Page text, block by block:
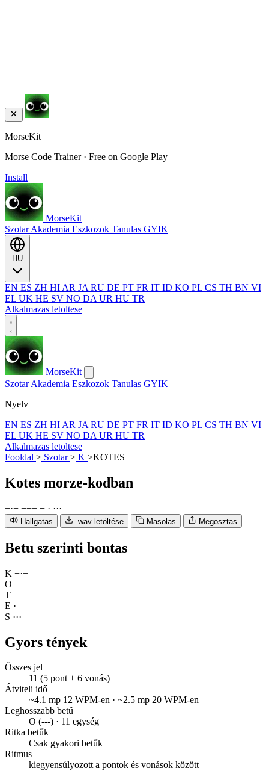
MorseKit
Morse Code Trainer · Free on Google Play
Install
MorseKit
SzotarAkademia Eszkozok Tanulas GYIK
EN ES ZH HI AR JA RU DE PT FR IT ID KO PL CS TH BN VI
EL UK HE SV NO DA UR HU TR
Alkalmazas letoltese
MorseKit
SzotarAkademia Eszkozok Tanulas GYIK
Nyelv
EN ES ZH HI AR JA RU DE PT FR IT ID KO PL CS TH BN VI
EL UK HE SV NO DA UR HU TR
Alkalmazas letoltese
Fooldal > Szotar> K >KOTES
Kotes morze-kodban
−·− −−− − · ···
Hallgatas .wav letöltése Masolas Megosztas
Betu szerinti bontas
K −·−
O −−−
T −
E ·
S ···
Gyors tények
Összes jel
11 (5 pont + 6 vonás)
Átviteli idő
~4.1 mp 12 WPM-en · ~2.5 mp 20 WPM-en
Leghosszabb betű
O (---) · 11 egység
Ritka betűk
Csak gyakori betűk
Ritmus
kiegyensúlyozott a pontok és vonások között